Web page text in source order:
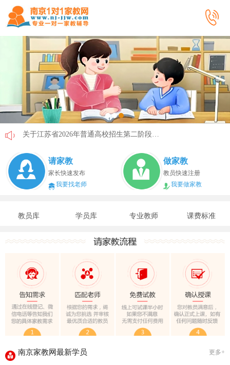
省教育厅最新发文！事关2026年普通高校综合评价招生改革
我市2026年春季学期学生资助申请开始
致全省中小学生家长的一封信
2025年12月江苏教育考试月历
最新！教育部等5部门发布20条举措
​2025年11月江苏教育考试月历
5个新突破！国新办发布会介绍“十四五”时期加快建设教育强
请家教
家长快速发布
我要找老师
做家教
教员快速注册
我要做家教
教员库 学员库 专业教师 课费标准
南京家教网最新学员 更多+